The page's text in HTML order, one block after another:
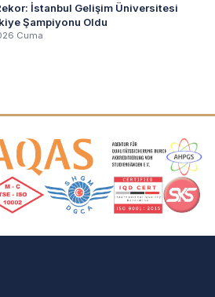
İstanbul Gelişim Üniversitesi
Şampiyonu Oldu
Cuma
Üyelik Logoları